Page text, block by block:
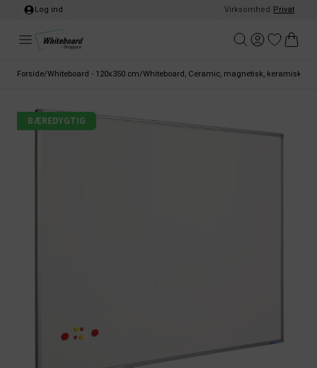
Log ind Virksomhed Privat
Forside/Whiteboard - 120x350 cm/Whiteboard, Ceramic, magnetisk, keramisk
BÆREDYGTIG